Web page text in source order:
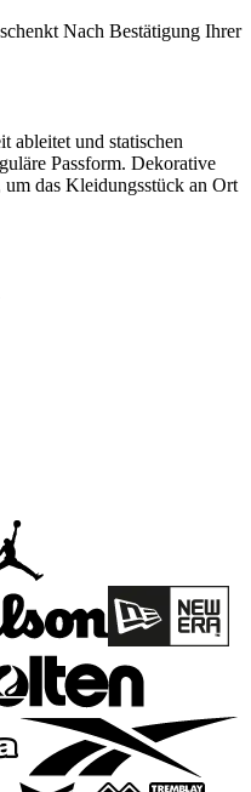
Nach Bestätigung Ihrer
ableitet und statischen
Passform. Dekorative
das Kleidungsstück an Ort